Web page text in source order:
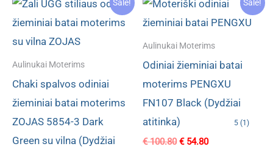
Sale!
Aulinukai Moterims
Chaki spalvos odiniai
žieminiai batai moterims
ZOJAS 5854-3 Dark
Green su vilna (Dydžiai
Sale!
Aulinukai Moterims
Odiniai žieminiai batai
moterims PENGXU
FN107 Black (Dydžiai
atitinka)
5 (1)
€100.80 Original
€54.80Current